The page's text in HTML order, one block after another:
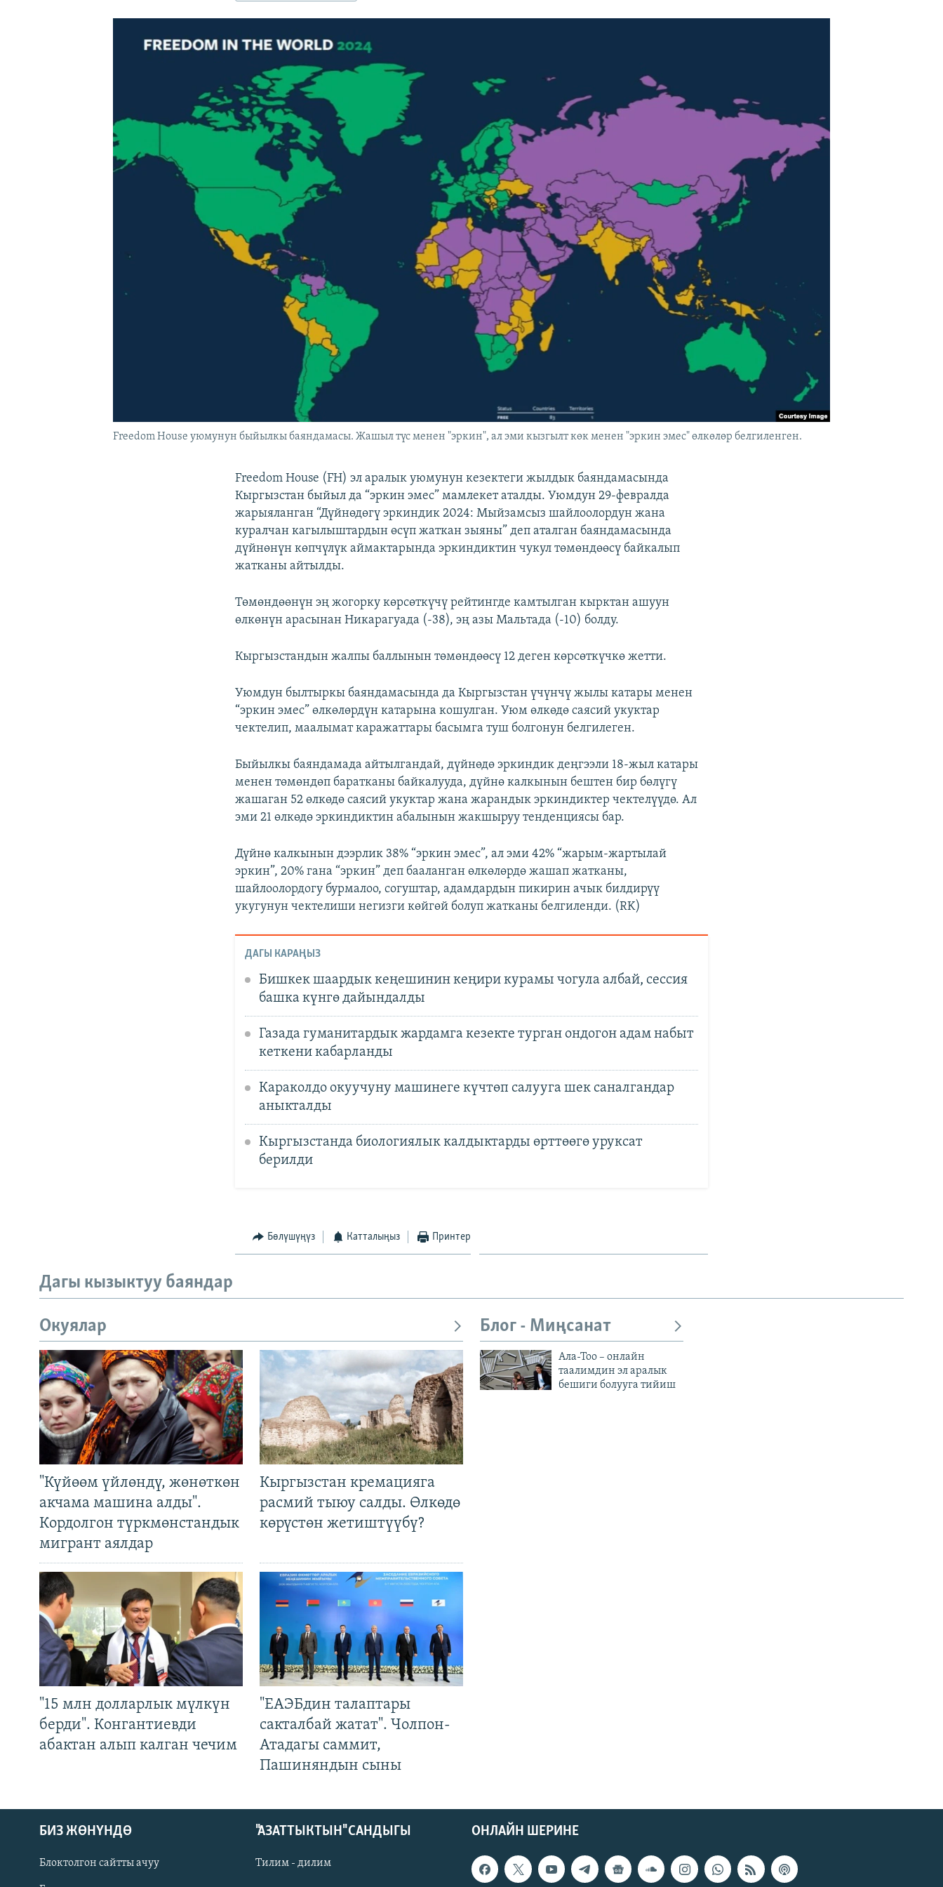
Freedom House уюмунун быйылкы баяндамасы. Жашыл түс менен "эркин", ал эми кызгылт көк менен "эркин эмес" өлкөлөр белгиленген.
Freedom House (FH) эл аралык уюмунун кезектеги жылдык баяндамасында
Кыргызстан быйыл да “эркин эмес” мамлекет аталды. Уюмдун 29-февралда
жарыяланган “Дүйнөдөгү эркиндик 2024: Мыйзамсыз шайлоолордун жана
куралчан кагылыштардын өсүп жаткан зыяны” деп аталган баяндамасында
дүйнөнүн көпчүлүк аймактарында эркиндиктин чукул төмөндөөсү байкалып
жатканы айтылды.
Төмөндөөнүн эң жогорку көрсөткүчү рейтингде камтылган кырктан ашуун
өлкөнүн арасынан Никарагуада (-38), эң азы Мальтада (-10) болду.
Кыргызстандын жалпы баллынын төмөндөөсү 12 деген көрсөткүчкө жетти.
Уюмдун былтыркы баяндамасында да Кыргызстан үчүнчү жылы катары менен
“эркин эмес” өлкөлөрдүн катарына кошулган. Уюм өлкөдө саясий укуктар
чектелип, маалымат каражаттары басымга туш болгонун белгилеген.
Быйылкы баяндамада айтылгандай, дүйнөдө эркиндик деңгээли 18-жыл катары
менен төмөндөп баратканы байкалууда, дүйнө калкынын бештен бир бөлүгү
жашаган 52 өлкөдө саясий укуктар жана жарандык эркиндиктер чектелүүдө. Ал
эми 21 өлкөдө эркиндиктин абалынын жакшыруу тенденциясы бар.
Дүйнө калкынын дээрлик 38% “эркин эмес”, ал эми 42% “жарым-жартылай
эркин”, 20% гана “эркин” деп бааланган өлкөлөрдө жашап жатканы,
шайлоолордогу бурмалоо, согуштар, адамдардын пикирин ачык билдирүү
укугунун чектелиши негизги көйгөй болуп жатканы белгиленди. (RK)
ДАГЫ КАРАҢЫЗ
Бишкек шаардык кеңешинин кеңири курамы чогула албай, сессия
башка күнгө дайындалды
Газада гуманитардык жардамга кезекте турган ондогон адам набыт
кеткени кабарланды
Караколдо окуучуну машинеге күчтөп салууга шек саналгандар
аныкталды
Кыргызстанда биологиялык калдыктарды өрттөөгө уруксат
берилди
Бөлүшүңүз Катталыңыз Принтер
Дагы кызыктуу баяндар
Окуялар
"Күйөөм үйлөндү, жөнөткөн
акчама машина алды".
Кордолгон түркмөнстандык
мигрант аялдар
Кыргызстан кремацияга
расмий тыюу салды. Өлкөдө
көрүстөн жетиштүүбү?
"15 млн долларлык мүлкүн
берди". Конгантиевди
абактан алып калган чечим
"ЕАЭБдин талаптары
сакталбай жатат". Чолпон-
Атадагы саммит,
Пашиняндын сыны
Блог - Миңсанат
Ала-Тоо – онлайн
таалимдин эл аралык
бешиги болууга тийиш
ОНЛАЙН ШЕРИНЕ
БИЗ ЖӨНҮНДӨ
Блоктолгон сайтты ачуу
"АЗАТТЫКТЫН" САНДЫГЫ
Тилим - дилим